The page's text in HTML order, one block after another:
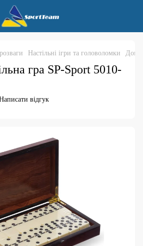
Настільні ігри та головоломки
гра SP-Sport 5010-
відгук